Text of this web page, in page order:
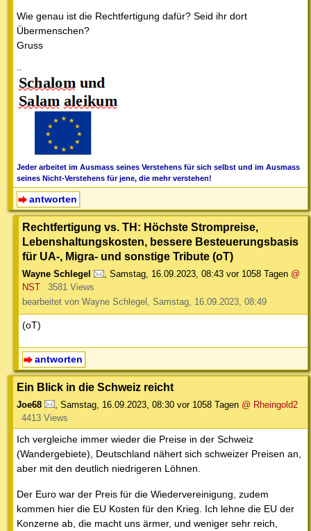
Wie genau ist die Rechtfertigung dafür? Seid ihr dort
Übermenschen?
Gruss
--
Jeder arbeitet im Ausmass seines Verstehens für sich selbst und im Ausmass
seines Nicht-Verstehens für jene, die mehr verstehen!
antworten
Rechtfertigung vs. TH: Höchste Strompreise,
Lebenshaltungskosten, bessere Besteuerungsbasis
für UA-, Migra- und sonstige Tribute (oT)
Wayne Schlegel Samstag, 16.09.2023, 08:43 vor 1058 Tagen @
NST
3581 Views
bearbeitet von Wayne Schlegel, Samstag, 16.09.2023, 08:49
(oT)
antworten
Ein Blick in die Schweiz reicht
Joe68 Samstag, 16.09.2023, 08:30 vor 1058 Tagen @ Rheingold2
4413 Views
Ich vergleiche immer wieder die Preise in der Schweiz
(Wandergebiete), Deutschland nähert sich schweizer Preisen an,
aber mit den deutlich niedrigeren Löhnen.
Der Euro war der Preis für die Wiedervereinigung, zudem
kommen hier die EU Kosten für den Krieg. Ich lehne die EU der
Konzerne ab, die macht uns ärmer, und weniger sehr reich,